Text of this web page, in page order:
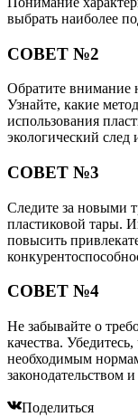
выбрать наиболее
СОВЕТ №2
Обратите внимание
Узнайте, какие
использования
экологический след
СОВЕТ №3
Следите за новыми
пластиковой тары.
повысить
СОВЕТ №4
Не забывайте о
качества.
необходимым
законодательством
Поделиться